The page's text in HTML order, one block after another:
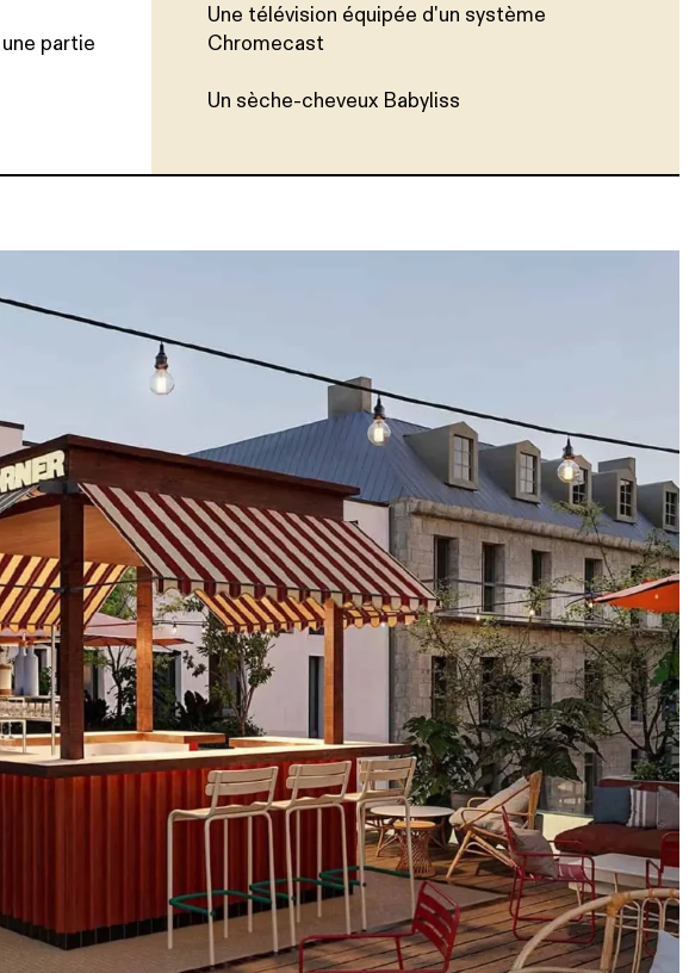
partie
Une télévision équipée d'un système
Chromecast
Un sèche-cheveux Babyliss